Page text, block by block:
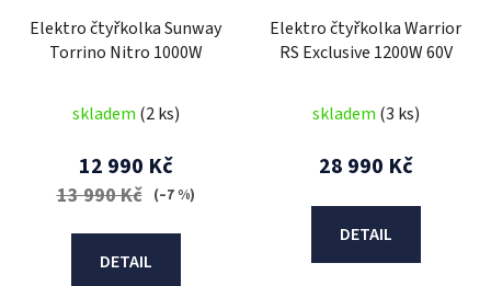
Elektro čtyřkolka Sunway
Torrino Nitro 1000W
skladem (2 ks)
12 990 Kč
13 990 Kč (–7 %)
DETAIL
Elektro čtyřkolka Warrior
RS Exclusive 1200W 60V
skladem (3 ks)
28 990 Kč
DETAIL